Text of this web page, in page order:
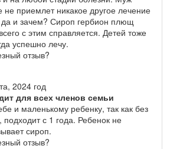
не приемлет никакое другое лечение
и зачем? Сироп гербион плющ
с этим справляется. Детей тоже
успешно лечу.
отзыв?
2024 год
для всех членов семьи
и маленькому ребенку, так как без
подходит с 1 года. Ребенок не
сироп.
отзыв?